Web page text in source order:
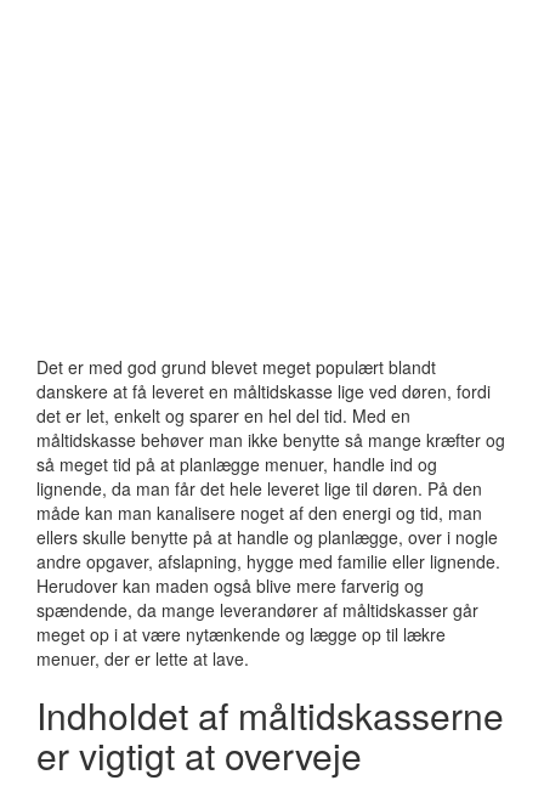
Det er med god grund blevet meget populært blandt
danskere at få leveret en måltidskasse lige ved døren, fordi
det er let, enkelt og sparer en hel del tid. Med en
måltidskasse behøver man ikke benytte så mange kræfter og
så meget tid på at planlægge menuer, handle ind og
lignende, da man får det hele leveret lige til døren. På den
måde kan man kanalisere noget af den energi og tid, man
ellers skulle benytte på at handle og planlægge, over i nogle
andre opgaver, afslapning, hygge med familie eller lignende.
Herudover kan maden også blive mere farverig og
spændende, da mange leverandører af måltidskasser går
meget op i at være nytænkende og lægge op til lækre
menuer, der er lette at lave.
Indholdet af måltidskasserne
er vigtigt at overveje